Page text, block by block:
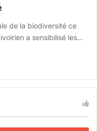
de la biodiversité ce
a sensibilisé les…